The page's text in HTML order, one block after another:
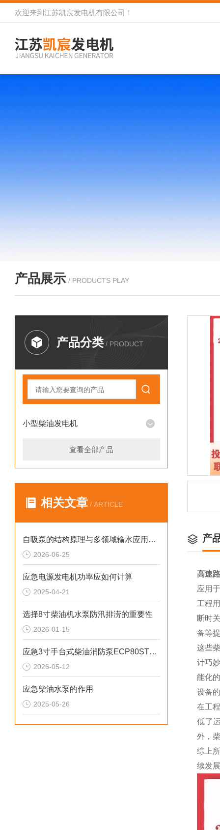
欢迎来到 江苏凯宸发电机有限公司 ！
产品展示 / PRODUCTS PLAY
产品分类 / PRODUCT
小型柴油发电机
查看全部产品
相关文章 / ARTICLE
自吸泵的结构原理与多领域输水应用探析
2026-06-25
应急电源发电机功率应如何计算
2025-04-21
选择8寸柴油机水泵防汛排涝的重要性
2026-01-15
应急3寸手台式柴油消防泵ECP80ST产品介绍
2026-05-12
应急柴油水泵的作用
2025-05-26
产
高速
应用
工程
断时
备等
这些
计巧
能化
设备
在工
低了
外，
综上
续发